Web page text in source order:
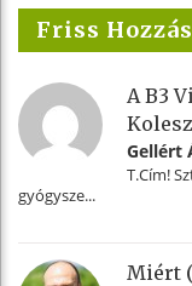
Friss
A B3
Gellért
T.Cím!
gyógysze...
Miért